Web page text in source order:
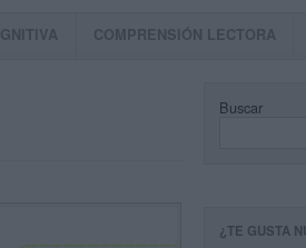
COMPRENSIÓN LECTORA
Buscar
¿TE GUSTA